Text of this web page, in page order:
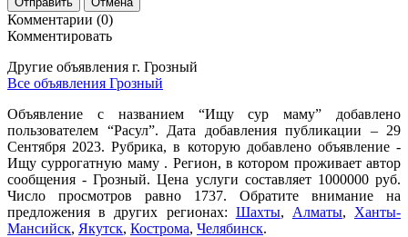
Комментарии (0)
Комментировать
Другие объявления г. Грозный
Все объявления Грозный
Объявление с названием “Ищу сур маму” добавлено
пользователем “Расул”. Дата добавления публикации – 29
Сентября 2023. Рубрика, в которую добавлено объявление -
Ищу суррогатную маму . Регион, в котором проживает автор
сообщения - Грозный. Цена услуги составляет 1000000 руб.
Число просмотров равно 1737. Обратите внимание на
предложения в других регионах: Шахты, Алматы, Ханты-
Мансийск, Якутск, Кострома, Челябинск.